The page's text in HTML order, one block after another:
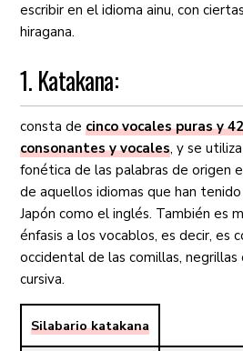
escribir en el idioma ainu, con
hiragana.
1. Katakana:
consta decinco vocales purasy
consonantesy vocales, y se
fonética de las palabras de origen
de aquellos idiomas que han
Japón como el inglés. También es
énfasis a los vocablos, es decir, es
occidental de las comillas,
cursiva.
Silabario katakana